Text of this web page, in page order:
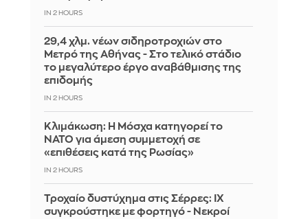
IN 2 HOURS
29,4 χλμ. νέων σιδηροτροχιών στο
Μετρό της Αθήνας - Στο τελικό στάδιο
το μεγαλύτερο έργο αναβάθμισης της
επιδομής
IN 2 HOURS
Κλιμάκωση: Η Μόσχα κατηγορεί το
ΝΑΤΟ για άμεση συμμετοχή σε
«επιθέσεις κατά της Ρωσίας»
IN 2 HOURS
Τροχαίο δυστύχημα στις Σέρρες: ΙΧ
συγκρούστηκε με φορτηγό - Νεκροί